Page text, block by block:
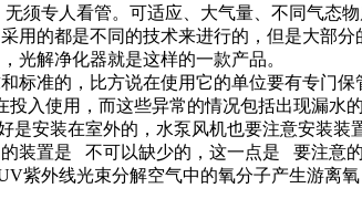
专人看管。可适应、大气量、不同气态物
的都是不同的技术来进行的，但是大部分
光解净化器就是这样的一款产品。
准的，比方说在使用它的单位要有专门保
入使用，而这些异常的情况包括出现漏水的
装在室外的，水泵风机也要注意安装装
装置是 不可以缺少的，这一点是 要注意的
外线光束分解空气中的氧分子产生游离氧